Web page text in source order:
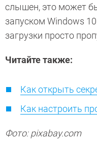
слышен, это может
запуском Windows
загрузки просто
Читайте также:
Как открыть
Как настроить
Фото: pixabay.com